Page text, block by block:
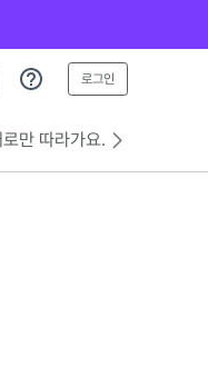
로그인
만 따라가요.